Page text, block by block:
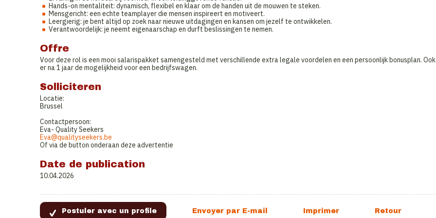
Hands-on mentaliteit: dynamisch, flexibel en klaar om de handen uit de mouwen te steken.
Mensgericht: een echte teamplayer die mensen inspireert en motiveert.
Leergierig: je bent altijd op zoek naar nieuwe uitdagingen en kansen om jezelf te ontwikkelen.
Verantwoordelijk: je neemt eigenaarschap en durft beslissingen te nemen.
Offre
Voor deze rol is een mooi salarispakket samengesteld met verschillende extra legale voordelen en een persoonlijk bonusplan.
er na 1 jaar de mogelijkheid voor een bedrijfswagen.
Solliciteren
Locatie:
Brussel
Contactpersoon:
Eva- Quality Seekers
Eva@qualityseekers.be
Of via de button onderaan deze advertentie
Date de publication
10.04.2026